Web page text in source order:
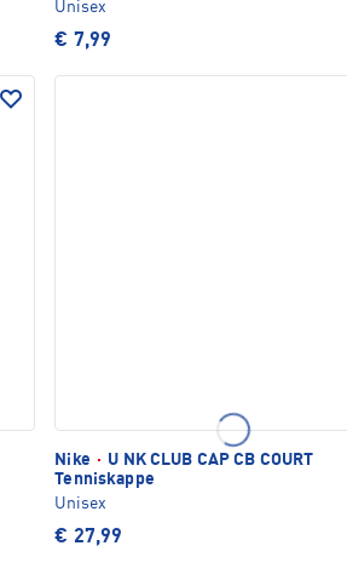
Unisex
€ 7,99
Nike · U NK CLUB CAP CB COURT
Tenniskappe
Unisex
€ 27,99